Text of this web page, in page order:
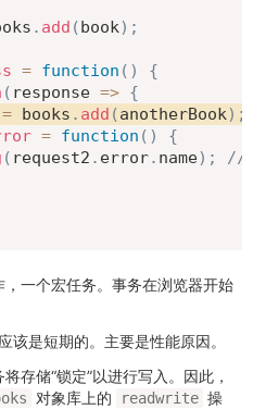
. add (book) ;
= function ( )
{
( response => {
= books . add (anotherBook) ;
= function ( )
{
( request2 . error. name) ;
//
，一个宏任务。事务在浏览器开始
是短期的。主要是性能原因。
将存储“锁定”以进行写入。因此，
对象库上的 readwrite 操